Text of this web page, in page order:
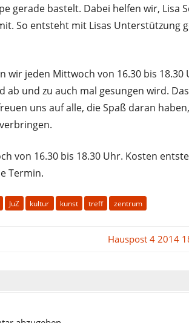
gerade bastelt. Dabei helfen wir, Lisa
So entsteht mit Lisas Unterstützung
wir jeden Mittwoch von 16.30 bis 18.30
und zu auch mal gesungen wird.
uns auf alle, die Spaß daran
von 16.30 bis 18.30 Uhr. Kosten
Termin.
JuZ kultur kunst treff zentrum
Nächster
Hauspost 4 2014